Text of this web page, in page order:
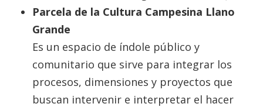
Parcela de la Cultura Campesina Llano
Grande
Es un espacio de índole público y
comunitario que sirve para integrar los
procesos, dimensiones y proyectos que
buscan intervenir e interpretar el hacer